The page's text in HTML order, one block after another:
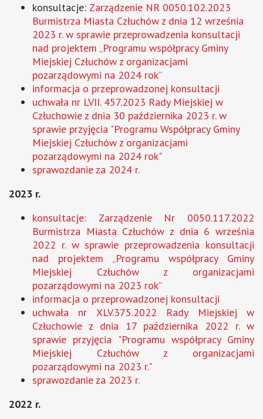
konsultacje: Zarządzenie NR 0050.102.2023
Burmistrza Miasta Człuchów z dnia 12 września
2023 r. w sprawie przeprowadzenia konsultacji
nad projektem „Programu współpracy Gminy
Miejskiej Człuchów z organizacjami
pozarządowymi na 2024 rok”
informacja o przeprowadzonej konsultacji
uchwała nr LVII. 457.2023 Rady Miejskiej w
Człuchowie z dnia 30 października 2023 r. w
sprawie przyjęcia "Programu Współpracy Gminy
Miejskiej Człuchów z organizacjami
pozarządowymi na 2024 rok"
sprawozdanie za 2024 r.
2023 r.
konsultacje: Zarządzenie Nr 0050.117.2022
Burmistrza Miasta Człuchów z dnia 6 września
2022 r. w sprawie przeprowadzenia konsultacji
nad projektem „Programu współpracy Gminy
Miejskiej Człuchów z organizacjami
pozarządowymi na 2023 rok”
informacja o przeprowadzonej konsultacji
uchwała nr XLV.375.2022 Rady Miejskiej w
Człuchowie z dnia 17 października 2022 r. w
sprawie przyjęcia "Programu współpracy Gminy
Miejskiej Człuchów z organizacjami
pozarządowymi na 2023 r."
sprawozdanie za 2023 r.
2022 r.